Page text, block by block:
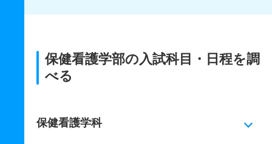
保健看護学部の入試科目・日程を調
べる
保健看護学科